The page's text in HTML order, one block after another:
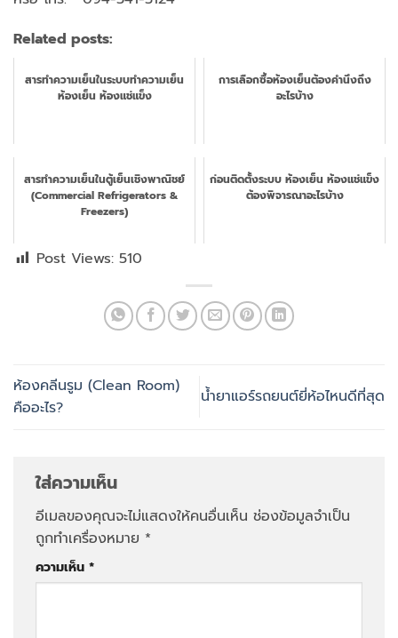
Related posts:
สารทำความเย็นในระบบทำความเย็น
ห้องเย็น ห้องแช่แข็ง
การเลือกซื้อห้องเย็นต้องคำนึงถึง
อะไรบ้าง
สารทำความเย็นในตู้เย็นเชิงพาณิชย์
(Commercial Refrigerators &
Freezers)
ก่อนติดตั้งระบบ ห้องเย็น ห้องแช่แข็ง
ต้องพิจารณาอะไรบ้าง
Post Views: 510
ห้องคลีนรูม (Clean Room)
คืออะไร?
น้ำยาแอร์รถยนต์ยี่ห้อไหนดีที่สุด
ใส่ความเห็น
อีเมลของคุณจะไม่แสดงให้คนอื่นเห็น ช่องข้อมูลจำเป็น
ถูกทำเครื่องหมาย *
ความเห็น *